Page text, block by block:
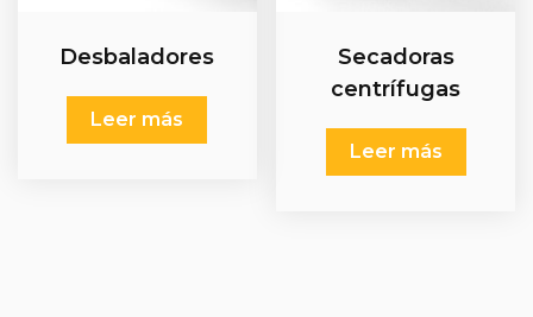
Desbaladores
Leer más
Secadoras
centrífugas
Leer más